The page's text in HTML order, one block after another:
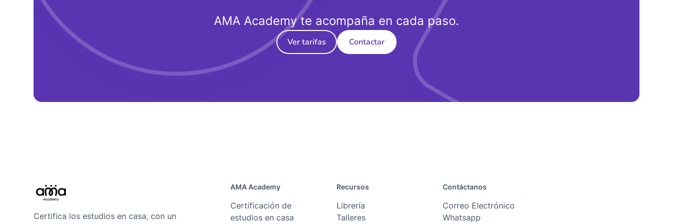
AMA Academy te acompaña en cada paso.
Ver tarifas Contactar
Certifica los estudios en casa, con un
AMA Academy
Certificación de
estudios en casa
Recursos
Librería
Talleres
Contáctanos
Correo Electrónico
Whatsapp